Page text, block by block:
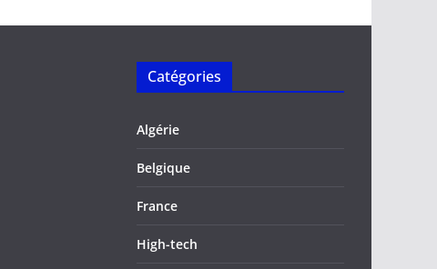
Catégories
Algérie
Belgique
France
High-tech